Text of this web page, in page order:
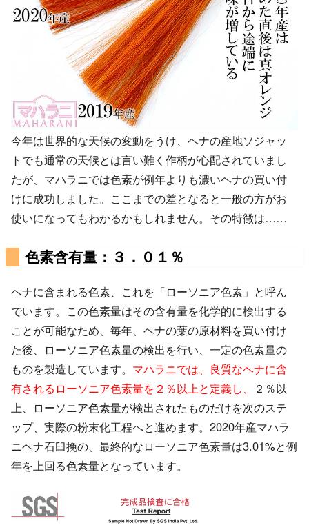
今年は世界的な天候の変動をうけ、ヘナの産地ソジャッ
トでも通常の天候とは言い難く作柄が心配されていまし
たが、マハラニでは色素が例年よりも濃いヘナの買い付
けに成功しました。ここまでの差となると一般の方がお
使いになってもわかるかもしれません。その特徴は……
色素含有量：３．０１％
ヘナに含まれる色素、これを「ローソニア色素」と呼ん
でいます。この色素量はその含有量を化学的に検出する
ことが可能なため、毎年、ヘナの葉の原材料を買い付け
た後、ローソニア色素量の検出を行い、一定の色素量の
ものを製造しています。 マハラニでは、良質なヘナに含
有されるローソニア色素量を２％以上と定義し、
２％以
上、ローソニア色素量が検出されたものだけを次のステ
ップ、実際の粉末化工程へと進めます。2020年産マハラ
ニヘナ石臼挽の、最終的なローソニア色素量は3.01%と例
年を上回る色素量となっています。